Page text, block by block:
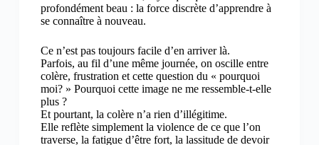
profondément beau : la force discrète d’apprendre à
se connaître à nouveau.
Ce n’est pas toujours facile d’en arriver là.
Parfois, au fil d’une même journée, on oscille entre
colère, frustration et cette question du « pourquoi
moi? » Pourquoi cette image ne me ressemble-t-elle
plus ?
Et pourtant, la colère n’a rien d’illégitime.
Elle reflète simplement la violence de ce que l’on
traverse, la fatigue d’être fort, la lassitude de devoir